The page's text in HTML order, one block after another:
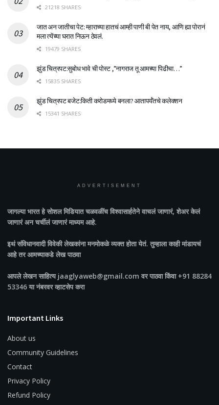
21218 SHARES
जात अन जातीचा पेट: म्हाराच्या हातचं आम्ही पाणी बी पेत नाय, आणि ह्या पोरानं
मला त्येंच्या घरात निऊन ठेवलं.
19479 SHARES
झुंड चित्रपट:सुबोध भावे ची पोस्ट ,”नागराज तू आमच्या पिढीचा…”
15835 SHARES
झुंड चित्रपट बजेट:किती करोडमध्ये बनला? आतापर्यँतचे कलेक्शन
15341 SHARES
ADVERTISEMENT
जागल्या भारतहे सोशल मिडियात चळवळींच विश्वासार्हतेने वाचलं जाणारं, शेअर केलं
जाणारं अन चर्चीलं जाणारं माध्यम आहे.
इथं संविधानवादी विवेकी लेखकांना मनमोकळे व्यक्त होता येतं. तुम्हाला काही मांडायचं
आहे तर आमच्याकडे लेख पाठवा
आपले लेखन साहित्य jaaglyaweb@gmail.com वर पाठवा किंवा +91 88284
53346 या नंबरवर व्हाटसेप करा
Important Links
About us
Community Guidelines
Contact
Privacy Policy
Refund Policy